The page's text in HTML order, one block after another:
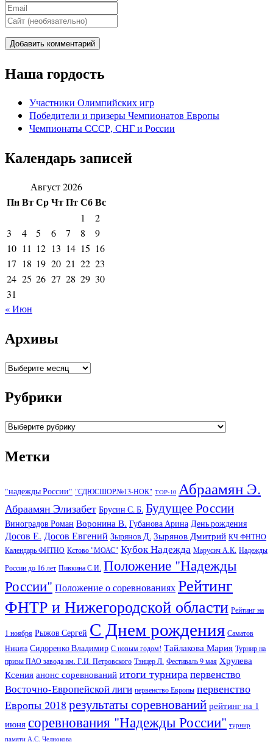
Наша гордость
Участники Олимпийских игр
Победители и призеры Чемпионатов Европы
Чемпионаты СССР, СНГ и Росcии
Календарь записей
Август 2026
ПнВтСрЧтПтСбВс
1
2
3
4 5 6 7 8
9
10 11 12 13 14 15 16
17 18 19 20 21 22 23
24 25 26 27 28 29 30
31
« Июн
Архивы
Архивы
Рубрики
Рубрики
Метки
"надежды России" "СДЮСШОР№13-НОК" TOP-10 Абраамян Э.
Абраамян Элизабет Брусин С. Б. Будущее России
Виноградов Роман Воронина В. Губанова Арина День рождения
Досов Е. Досов Евгений Зырянов Д. Зырянов Дмитрий КЧ ФНТНО
Календарь ФНТНО Кстово "МОАС" Кубок Надежда Марусич А.К. Надежды
России до 16 лет Пивкина С.И. Положение "Надежды
России" Положение о соревнованияхРейтинг
ФНТР и Нижегородской области Рейтинг на
1 ноября Рыжов Сергей С Днем рождения Саматов
Никита Сидоренко Владимир С новым годом! Тайлакова Мария Турнир на
призы ПАО завода им. Г.И. Петровского Тэнцер Л. Фестиваль 9 мая Хрулева
Ксения анонс соревнований итоги турнирапервенство
Восточно-Европейской лиги первенство Европы первенство
Европы 2018 результаты соревнований рейтинг на 1
июня соревнования "Надежды России" турнир
памяти А.С. Челнокова